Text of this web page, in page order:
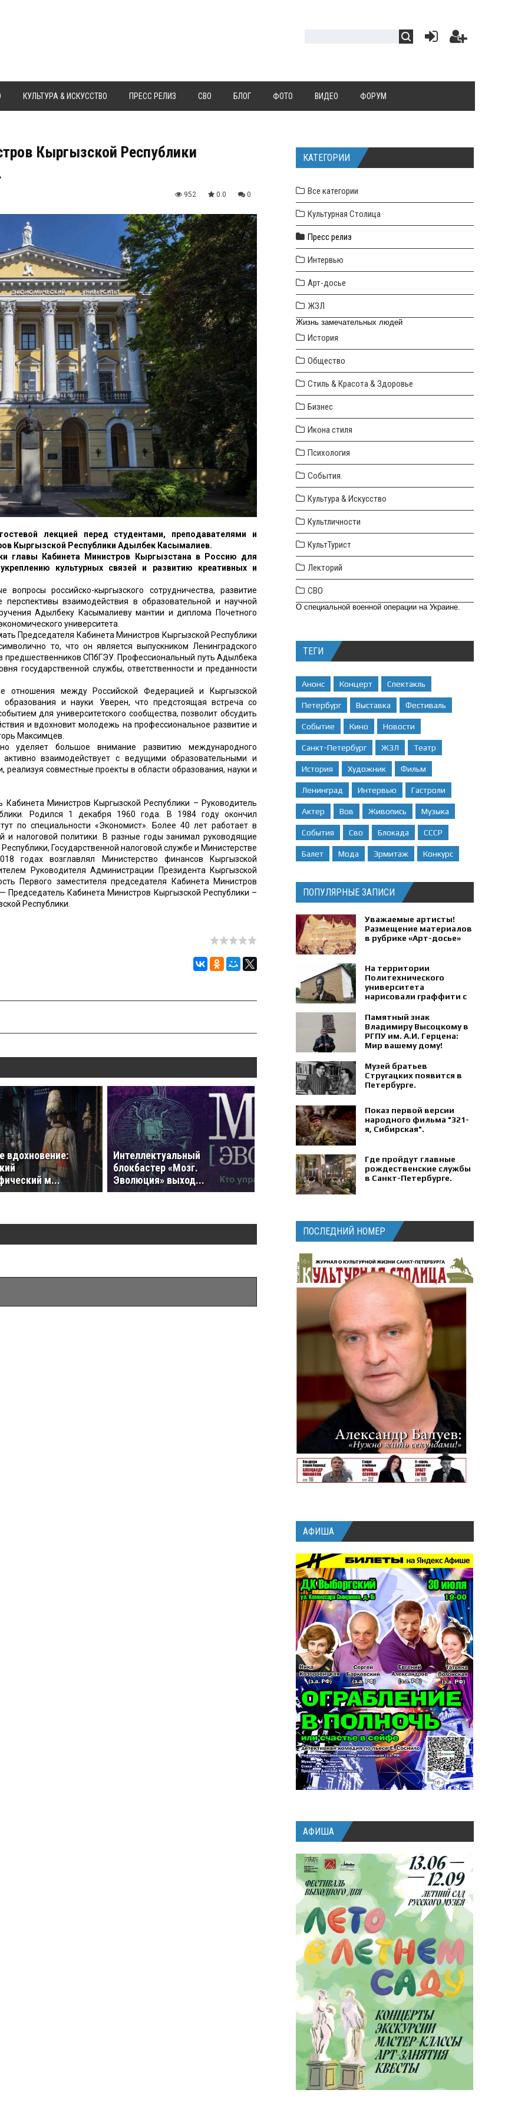
КУЛЬТУРА & ИСКУССТВО ПРЕСС РЕЛИЗ СВО БЛОГ ФОТО ВИДЕО ФОРУМ
Кыргызской Республики
952 0.0 0
лекцией перед студентами, преподавателями и
Кыргызской Республики Адылбек Касымалиев.
главы Кабинета Министров Кыргызстана в Россию для
культурных связей и развитию креативных и
вопросы российско-кыргызского сотрудничества, развитие
взаимодействия в образовательной и научной
Адылбеку Касымалиеву мантии и диплома Почетного
университета.
Председателя Кабинета Министров Кыргызской Республики
то, что он является выпускником Ленинградского
предшественников СПбГЭУ. Профессиональный путь Адылбека
государственной службы, ответственности и преданности
отношения между Российской Федерацией и Кыргызской
и науки. Уверен, что предстоящая встреча со
для университетского сообщества, позволит обсудить
и вдохновит молодежь на профессиональное развитие и
Максимцев.
уделяет большое внимание развитию международного
взаимодействует с ведущими образовательными и
совместные проекты в области образования, науки и
Министров Кыргызской Республики – Руководитель
Родился 1 декабря 1960 года. В 1984 году окончил
по специальности «Экономист». Более 40 лет работает в
и налоговой политики. В разные годы занимал руководящие
Государственной налоговой службе и Министерстве
годах возглавлял Министерство финансов Кыргызской
Руководителя Администрации Президента Кыргызской
Первого заместителя председателя Кабинета Министров
Председатель Кабинета Министров Кыргызской Республики –
Республики.
вдохновение:
м...
Интеллектуальный
блокбастер «Мозг.
Эволюция» выход...
КАТЕГОРИИ
Все категории
Культурная Столица
Пресс релиз
Интервью
Арт-досье
ЖЗЛ
Жизнь замечательных людей
История
Общество
Стиль & Красота & Здоровье
Бизнес
Икона стиля
Психология
События.
Культура & Искусство
Культличности
КультТурист
Лекторий
СВО
О специальной военной операции на Украине.
ТЕГИ
Анонс Концерт Спектакль
Петербург Выставка Фестиваль
Событие Кино Новости
Санкт-Петербург ЖЗЛ Театр
История Художник Фильм
Ленинград Интервью Гастроли
Актер Вов Живопись Музыка
События Сво Блокада СССР
Балет Мода Эрмитаж Конкурс
ПОПУЛЯРНЫЕ ЗАПИСИ
Уважаемые артисты!
Размещение материалов
в рубрике «Арт-досье»
На территории
Политехнического
университета
нарисовали граффити с
Петра Капицы.
Памятный знак
Владимиру Высоцкому в
РГПУ им. А.И. Герцена:
Мир вашему дому!
Музей братьев
Стругацких появится в
Петербурге‍.
Показ первой версии
народного фильма "321-
я, Сибирская".
Где пройдут главные
рождественские службы
в Санкт-Петербурге.
ПОСЛЕДНИЙ НОМЕР
АФИША
АФИША